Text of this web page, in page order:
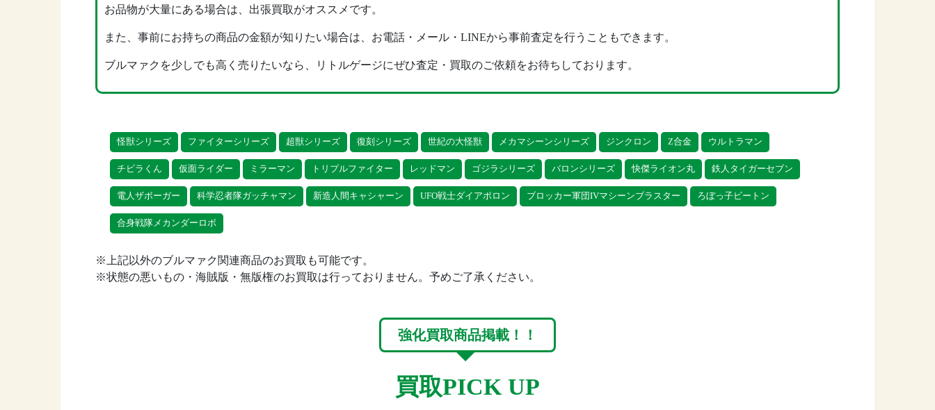
お品物が大量にある場合は、出張買取がオススメです。
また、事前にお持ちの商品の金額が知りたい場合は、お電話・メール・LINEから事前査定を行うこともできます。
ブルマァクを少しでも高く売りたいなら、リトルゲージにぜひ査定・買取のご依頼をお待ちしております。
怪獣シリーズ ファイターシリーズ 超獣シリーズ 復刻シリーズ 世紀の大怪獣 メカマシーンシリーズ ジンクロン Z合金 ウルトラマン
チビラくん 仮面ライダー ミラーマン トリプルファイター レッドマン ゴジラシリーズ バロンシリーズ 快傑ライオン丸 鉄人タイガーセブン
電人ザボーガー 科学忍者隊ガッチャマン 新造人間キャシャーン UFO戦士ダイアポロン ブロッカー軍団IVマシーンブラスター ろぼっ子ビートン
合身戦隊メカンダーロボ
※上記以外のブルマァク関連商品のお買取も可能です。
※状態の悪いもの・海賊版・無版権のお買取は行っておりません。予めご了承ください。
強化買取商品掲載！！
買取PICK UP